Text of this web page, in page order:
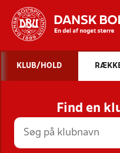
STILLINGER,
KLUB/HOLD
Find en